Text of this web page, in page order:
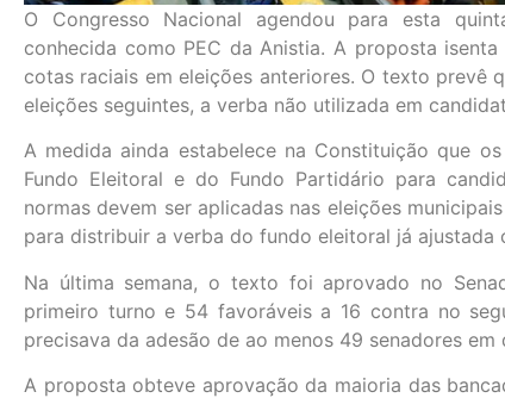
O Congresso Nacional agendou para esta
conhecida como PEC da Anistia. A proposta
cotas raciais em eleições anteriores. O texto prevê
eleições seguintes, a verba não utilizada em
A medida ainda estabelece na Constituição que
Fundo Eleitoral e do Fundo Partidário para
normas devem ser aplicadas nas eleições
para distribuir a verba do fundo eleitoral já ajustada
Na última semana, o texto foi aprovado no
primeiro turno e 54 favoráveis a 16 contra no
precisava da adesão de ao menos 49 senadores em
A proposta obteve aprovação da maioria das